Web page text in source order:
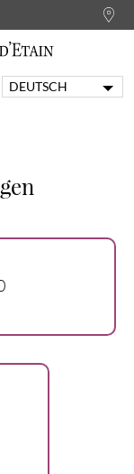
DEUTSCH
ITALIANO
ESPAÑOL